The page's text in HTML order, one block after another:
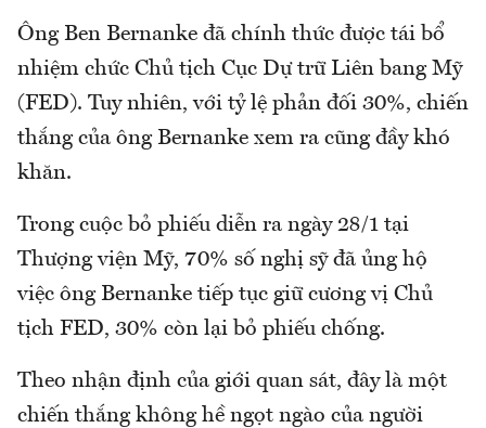
Ông Ben Bernanke đã chính thức được tái bổ
nhiệm chức Chủ tịch Cục Dự trữ Liên bang Mỹ
(FED). Tuy nhiên, với tỷ lệ phản đối 30%, chiến
thắng của ông Bernanke xem ra cũng đầy khó
khăn.
Trong cuộc bỏ phiếu diễn ra ngày 28/1 tại
Thượng viện Mỹ, 70% số nghị sỹ đã ủng hộ
việc ông Bernanke tiếp tục giữ cương vị Chủ
tịch FED, 30% còn lại bỏ phiếu chống.
Theo nhận định của giới quan sát, đây là một
chiến thắng không hề ngọt ngào của người